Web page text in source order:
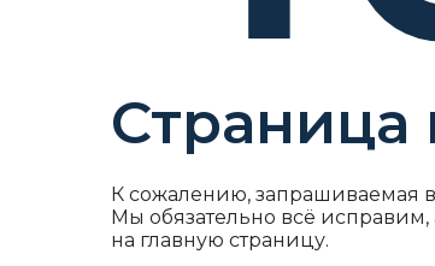
К сожалению, запрашиваемая
Мы обязательно всё
на главную страницу.
Страница